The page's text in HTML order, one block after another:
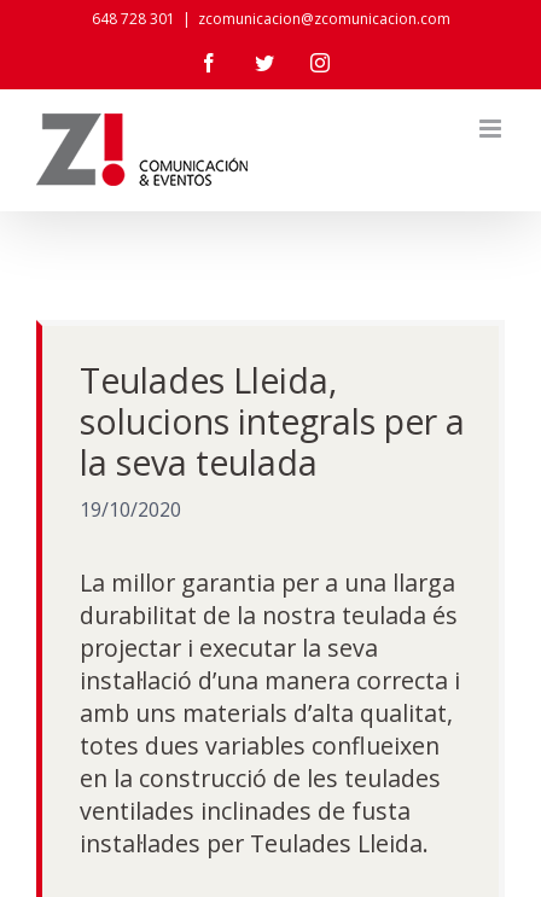
content
648 728 301 | zcomunicacion@zcomunicacion.com
FacebookTwitterInstagram
Teulades Lleida,
solucions integrals per a
la seva teulada
19/10/2020
La millor garantia per a una llarga
durabilitat de la nostra teulada és
projectar i executar la seva
instal·lació d’una manera correcta i
amb uns materials d’alta qualitat,
totes dues variables conflueixen
en la construcció de les teulades
ventilades inclinades de fusta
instal·lades per Teulades Lleida.